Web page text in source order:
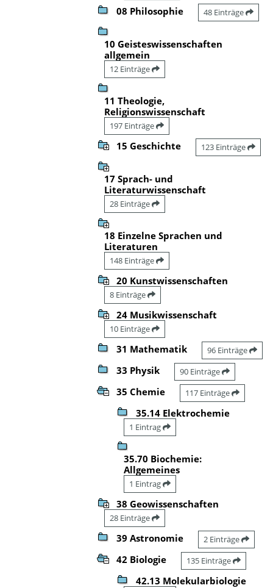
08 Philosophie 48 Einträge
10 Geisteswissenschaften
allgemein
12 Einträge
11 Theologie,
Religionswissenschaft
197 Einträge
15 Geschichte 123 Einträge
17 Sprach- und
Literaturwissenschaft
28 Einträge
18 Einzelne Sprachen und
Literaturen
148 Einträge
20 Kunstwissenschaften
8 Einträge
24 Musikwissenschaft
10 Einträge
31 Mathematik 96 Einträge
33 Physik 90 Einträge
35 Chemie 117 Einträge
35.14 Elektrochemie
1 Eintrag
35.70 Biochemie:
Allgemeines
1 Eintrag
38 Geowissenschaften
28 Einträge
39 Astronomie 2 Einträge
42 Biologie 135 Einträge
42.13 Molekularbiologie